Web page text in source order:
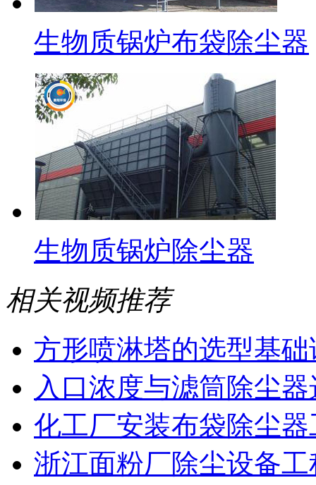
生物质锅炉布袋除尘器
生物质锅炉除尘器
相关视频推荐
方形喷淋塔的选型基础
入口浓度与滤筒除尘
化工厂安装布袋除尘
浙江面粉厂除尘设备